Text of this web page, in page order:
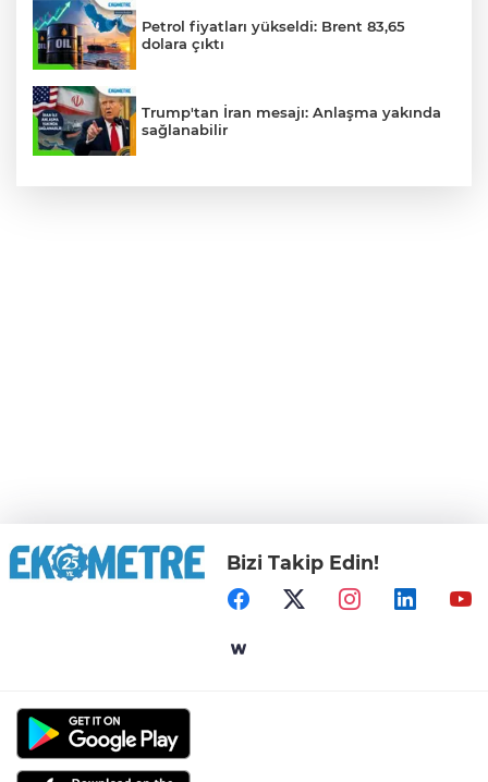
Petrol fiyatları yükseldi: Brent 83,65
dolara çıktı
Trump'tan İran mesajı: Anlaşma yakında
sağlanabilir
Bizi Takip Edin!